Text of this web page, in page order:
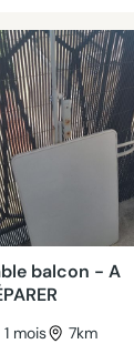
balcon - A
1 mois 7km